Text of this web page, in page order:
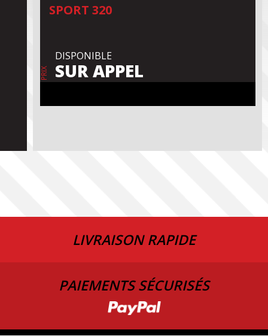
SPORT 320
PRIX
DISPONIBLE
SUR APPEL
LIVRAISON RAPIDE
PAIEMENTS SÉCURISÉS